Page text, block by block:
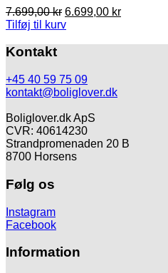
7.699,00kr Den
oprindelige
6.699,00 krDen
Tilføj til kurv
Kontakt
+45 40 59 75 09
kontakt@boliglover.dk
Boliglover.dk ApS
CVR: 40614230
Strandpromenaden 20 B
8700 Horsens
Følg os
Instagram
Facebook
Information